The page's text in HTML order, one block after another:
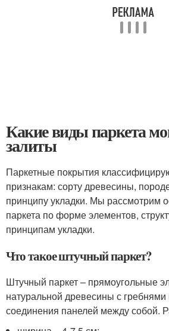
Какие виды паркета
залиты
Паркетные покрытия
признакам: сорту древесины,
принципу укладки. Мы рассмотрим
паркета по форме элементов,
принципам укладки.
Что такое штучный паркет?
Штучный паркет – прямоугольные
натуральной древесины с
соединения панелей между собой.